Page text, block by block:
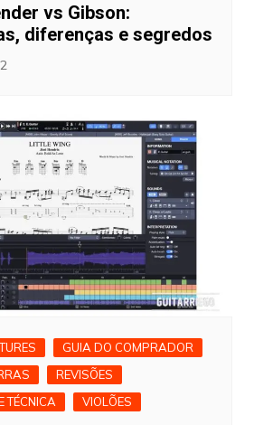
vs Gibson:
diferenças e segredos
GUIA DO COMPRADOR
REVISÕES
TÉCNICA
VIOLÕES